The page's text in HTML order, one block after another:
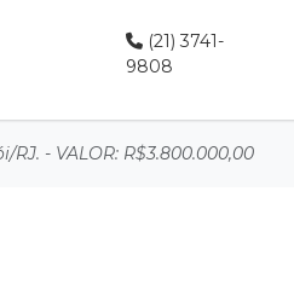
(21) 3741-
9808
- VALOR: R$3.800.000,00